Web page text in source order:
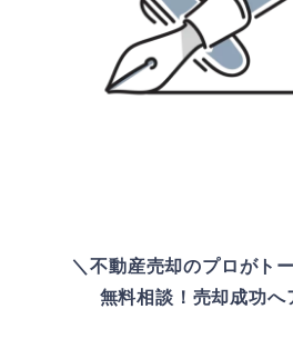
＼不動産売却のプロがト
無料相談！売却成功へ